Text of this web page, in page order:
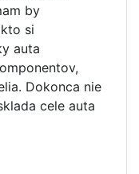
by
si
auta
Dokonca nie
cele auta